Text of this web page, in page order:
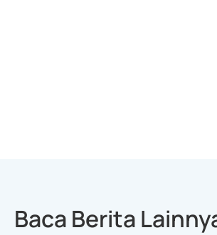
Baca Berita